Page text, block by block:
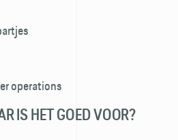
operations
IS HET GOED VOOR?